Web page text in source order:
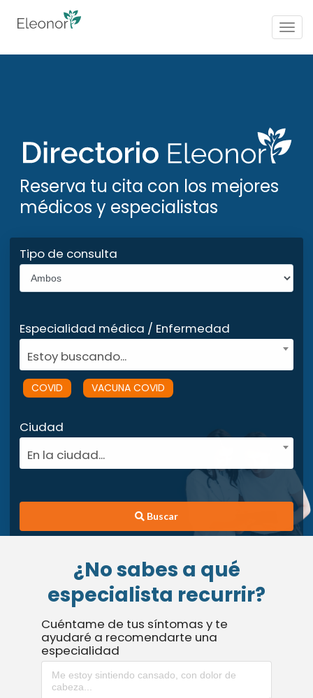
Reserva tu cita con los mejores
médicos y especialistas
Tipo de consulta
Especialidad médica / Enfermedad
Estoy buscando...
COVID VACUNA COVID
Ciudad
En la ciudad...
Buscar
¿No sabes a qué
especialista recurrir?
Cuéntame de tus síntomas y te
ayudaré a recomendarte una
especialidad